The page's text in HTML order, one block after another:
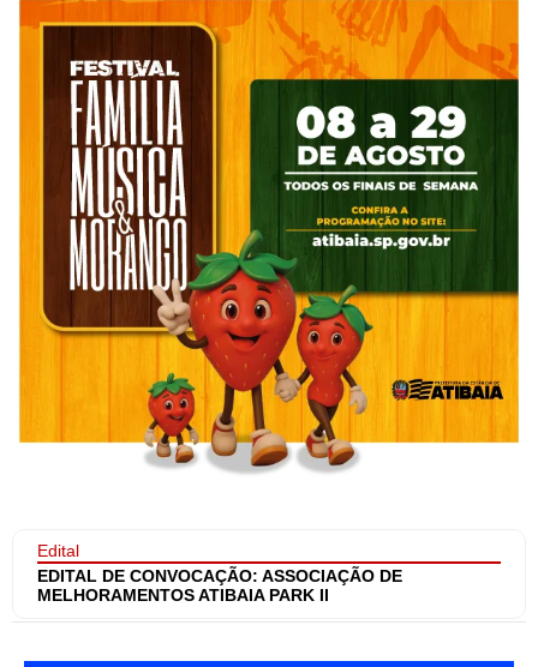
Edital
EDITAL DE CONVOCAÇÃO: ASSOCIAÇÃO DE
MELHORAMENTOS ATIBAIA PARK II